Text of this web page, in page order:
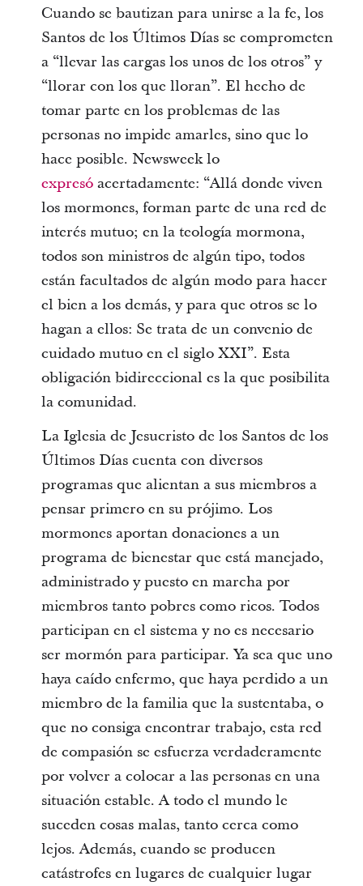
Cuando se bautizan para unirse a la fe, los
Santos de los Últimos Días se comprometen
a “llevar las cargas los unos de los otros” y
“llorar con los que lloran”. El hecho de
tomar parte en los problemas de las
personas no impide amarles, sino que lo
hace posible. Newsweek lo
expresóacertadamente: “Allá donde viven
los mormones, forman parte de una red de
interés mutuo; en la teología mormona,
todos son ministros de algún tipo, todos
están facultados de algún modo para hacer
el bien a los demás, y para que otros se lo
hagan a ellos: Se trata de un convenio de
cuidado mutuo en el siglo XXI”. Esta
obligación bidireccional es la que posibilita
la comunidad.
La Iglesia de Jesucristo de los Santos de los
Últimos Días cuenta con diversos
programas que alientan a sus miembros a
pensar primero en su prójimo. Los
mormones aportan donaciones a un
programa de bienestar que está manejado,
administrado y puesto en marcha por
miembros tanto pobres como ricos. Todos
participan en el sistema y no es necesario
ser mormón para participar. Ya sea que uno
haya caído enfermo, que haya perdido a un
miembro de la familia que la sustentaba, o
que no consiga encontrar trabajo, esta red
de compasión se esfuerza verdaderamente
por volver a colocar a las personas en una
situación estable. A todo el mundo le
suceden cosas malas, tanto cerca como
lejos. Además, cuando se producen
catástrofes en lugares de cualquier lugar